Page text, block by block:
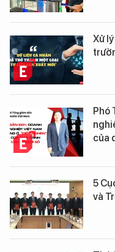
Xử
Phó
của
5
và